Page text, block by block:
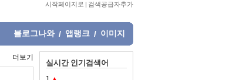
시작페이지로 | 검색공급자추가
블로그나와 / 앱랭크 / 이미지
더보기
실시간 인기검색어